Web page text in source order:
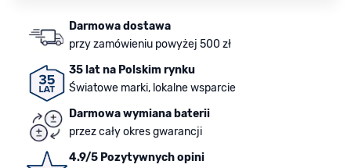
Darmowa dostawa
przy zamówieniu powyżej 500 zł
35 lat na Polskim rynku
Światowe marki, lokalne wsparcie
Darmowa wymiana baterii
przez cały okres gwarancji
4.9/5 Pozytywnych opini